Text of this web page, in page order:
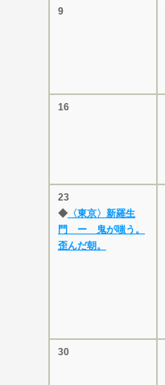
9
16
23
◆ 〈東京〉新羅生
門 ー 鬼が嗤う。
歪んだ朝。
30